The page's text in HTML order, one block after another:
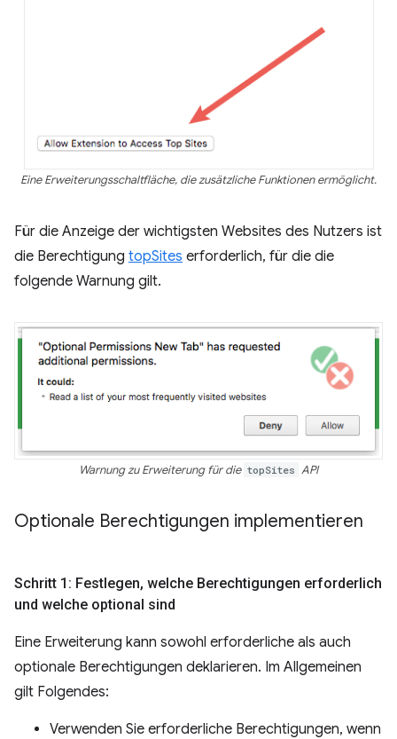
Eine Erweiterungsschaltfläche, die zusätzliche Funktionen ermöglicht.
Für die Anzeige der wichtigsten Websites des Nutzers ist
die Berechtigung topSites erforderlich, für die die
folgende Warnung gilt.
Warnung zu Erweiterung für die topSites API
Optionale Berechtigungen implementieren
Schritt 1: Festlegen, welche Berechtigungen erforderlich
und welche optional sind
Eine Erweiterung kann sowohl erforderliche als auch
optionale Berechtigungen deklarieren. Im Allgemeinen
gilt Folgendes:
Verwenden Sie erforderliche Berechtigungen, wenn